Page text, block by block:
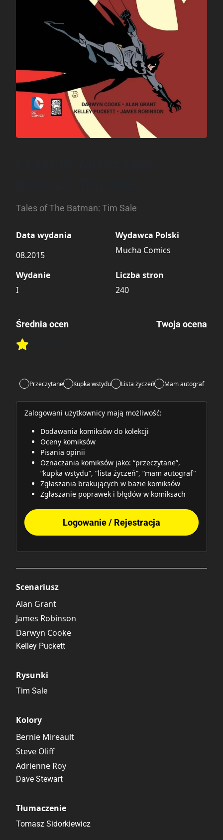
Tales of The Batman: Tim Sale
Data wydania
08.2015
Wydawca Polski
Mucha Comics
Wydanie
I
Liczba stron
240
Średnia ocen
Rate this item:
Twoja ocena
Przeczytane Kupka wstydu Lista życzeń Mam autograf
Zalogowani użytkownicy mają możliwość:
Dodawania komiksów do kolekcji
Oceny komiksów
Pisania opinii
Oznaczania komiksów jako: “przeczytane”,
“kupka wstydu”, “lista życzeń”, “mam autograf"
Zgłaszania brakujących w bazie komiksów
Zgłaszanie poprawek i błędów w komiksach
Logowanie / Rejestracja
Scenariusz
Alan Grant
James Robinson
Darwyn Cooke
Kelley Puckett
Rysunki
Tim Sale
Kolory
Bernie Mireault
Steve Oliff
Adrienne Roy
Dave Stewart
Tłumaczenie
Tomasz Sidorkiewicz